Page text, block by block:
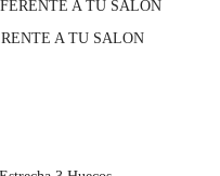
A TU SALON
A TU SALON